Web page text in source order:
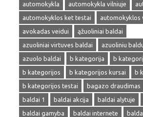
automokykla
automokykla vilniuje
automokyklos ket testai
automokyklos
avokadas veidui
ąžuoliniai baldai
azuoliniai virtuves baldai
azuoliniu
azuolo baldai
b kategorija
b
b kategorijos
b kategorijos kursai
b
b kategorijos testai
bagazo draudimas
baldai 1
baldai akcija baldai alytuje
baldai gamyba
baldai internete